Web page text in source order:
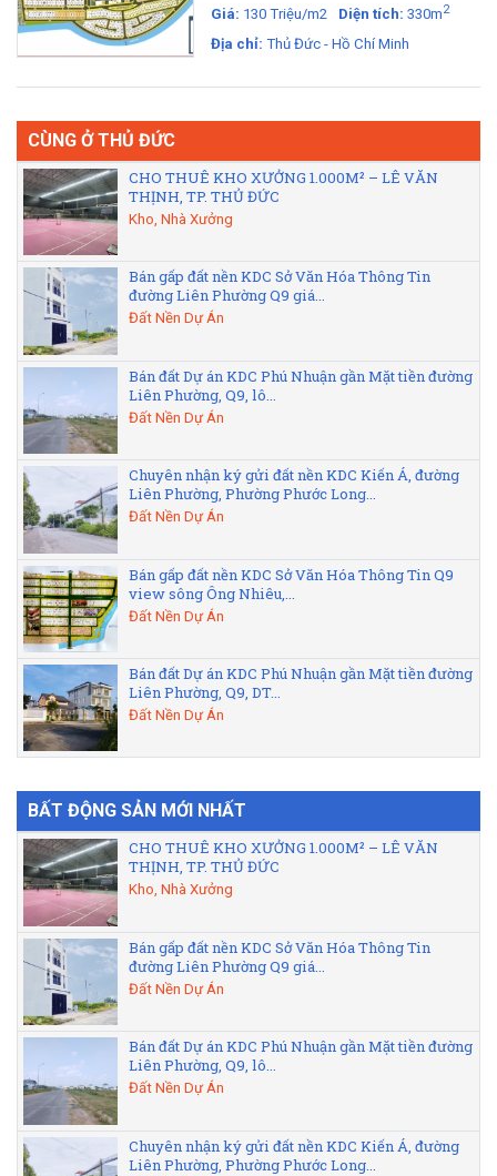
Giá: 130 Triệu/m2 Diện tích: 330m2
Địa chỉ: Thủ Đức - Hồ Chí Minh
CÙNG Ở THỦ ĐỨC
CHO THUÊ KHO XƯỞNG 1.000M² – LÊ VĂN
THỊNH, TP. THỦ ĐỨC
Kho, Nhà Xưởng
Bán gấp đất nền KDC Sở Văn Hóa Thông Tin
đường Liên Phường Q9 giá...
Đất Nền Dự Án
Bán đất Dự án KDC Phú Nhuận gần Mặt tiền đường
Liên Phường, Q9, lô...
Đất Nền Dự Án
Chuyên nhận ký gửi đất nền KDC Kiến Á, đường
Liên Phường, Phường Phước Long...
Đất Nền Dự Án
Bán gấp đất nền KDC Sở Văn Hóa Thông Tin Q9
view sông Ông Nhiêu,...
Đất Nền Dự Án
Bán đất Dự án KDC Phú Nhuận gần Mặt tiền đường
Liên Phường, Q9, DT...
Đất Nền Dự Án
BẤT ĐỘNG SẢN MỚI NHẤT
CHO THUÊ KHO XƯỞNG 1.000M² – LÊ VĂN
THỊNH, TP. THỦ ĐỨC
Kho, Nhà Xưởng
Bán gấp đất nền KDC Sở Văn Hóa Thông Tin
đường Liên Phường Q9 giá...
Đất Nền Dự Án
Bán đất Dự án KDC Phú Nhuận gần Mặt tiền đường
Liên Phường, Q9, lô...
Đất Nền Dự Án
Chuyên nhận ký gửi đất nền KDC Kiến Á, đường
Liên Phường, Phường Phước Long...